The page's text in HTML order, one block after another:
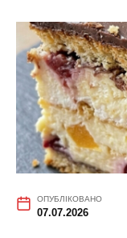
ОПУБЛІКОВАНО
07.07.2026